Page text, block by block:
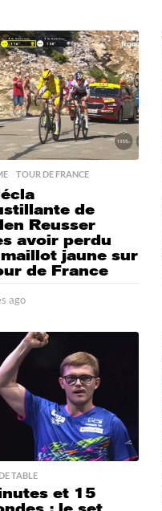
,TOUR DE FRANCE
de
Reusser
avoir perdu
jaune sur
de France
ago
e
u
s
a
g
TABLE
et 15